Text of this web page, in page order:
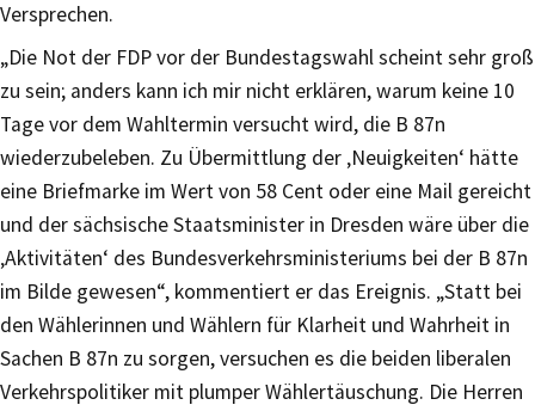
Versprechen.
„Die Not der FDP vor der Bundestagswahl scheint sehr groß
zu sein; anders kann ich mir nicht erklären, warum keine 10
Tage vor dem Wahltermin versucht wird, die B 87n
wiederzubeleben. Zu Übermittlung der ‚Neuigkeiten‘ hätte
eine Briefmarke im Wert von 58 Cent oder eine Mail gereicht
und der sächsische Staatsminister in Dresden wäre über die
‚Aktivitäten‘ des Bundesverkehrsministeriums bei der B 87n
im Bilde gewesen“, kommentiert er das Ereignis. „Statt bei
den Wählerinnen und Wählern für Klarheit und Wahrheit in
Sachen B 87n zu sorgen, versuchen es die beiden liberalen
Verkehrspolitiker mit plumper Wählertäuschung. Die Herren